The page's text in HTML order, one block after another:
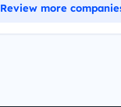
Review more